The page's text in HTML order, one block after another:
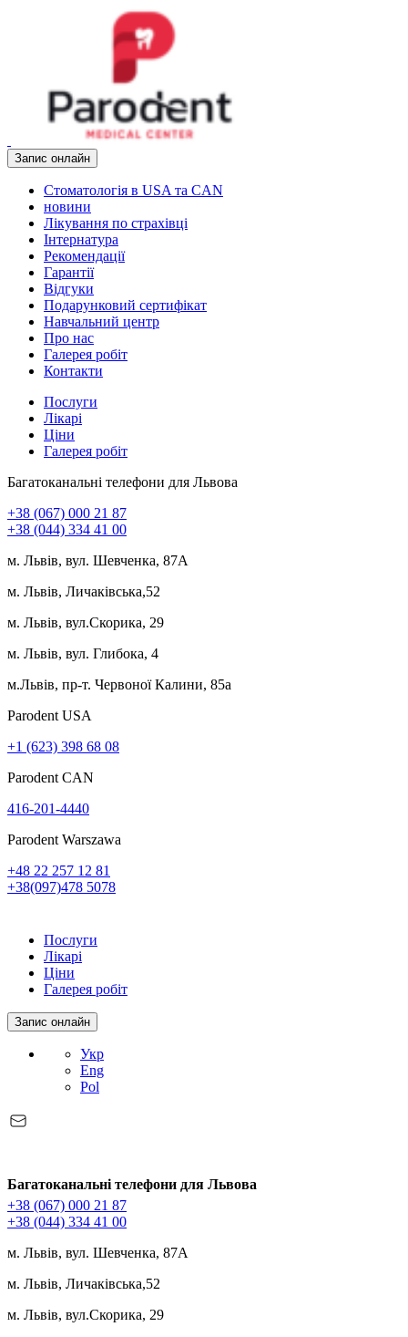
Запис онлайн
Стоматологія в USA та CAN
новини
Лікування по страхівці
Інтернатура
Рекомендації
Гарантії
Відгуки
Подарунковий сертифікат
Навчальний центр
Про нас
Галерея робіт
Контакти
Послуги
Лікарі
Ціни
Галерея робіт
Багатоканальні телефони для Львова
+38 (067) 000 21 87
+38 (044) 334 41 00
м. Львів, вул. Шевченка, 87А
м. Львів, Личаківська,52
м. Львів, вул.Скорика, 29
м. Львів, вул. Глибока, 4
м.Львів, пр-т. Червоної Калини, 85а
Parodent USА
+1 (623) 398 68 08
Parodent CAN
416-201-4440
Parodent Warszawa
+48 22 257 12 81
+38(097)478 5078
Послуги
Лікарі
Ціни
Галерея робіт
Запис онлайн
Укр
Eng
Pol
Багатоканальні телефони для Львова
+38 (067) 000 21 87
+38 (044) 334 41 00
м. Львів, вул. Шевченка, 87А
м. Львів, Личаківська,52
м. Львів, вул.Скорика, 29